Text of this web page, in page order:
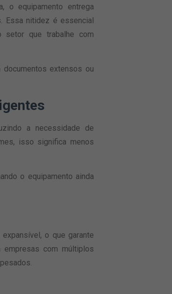
o equipamento entrega
Essa nitidez é essencial
setor que trabalhe com
extensos ou
a necessidade de
isso significa menos
o equipamento ainda
o que garante
com múltiplos